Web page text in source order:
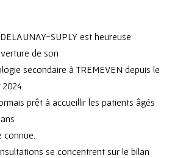
SUPLY est heureuse
de son
secondaire à TREMEVEN depuis le
prêt à accueillir les patients âgés
se concentrent sur le bilan